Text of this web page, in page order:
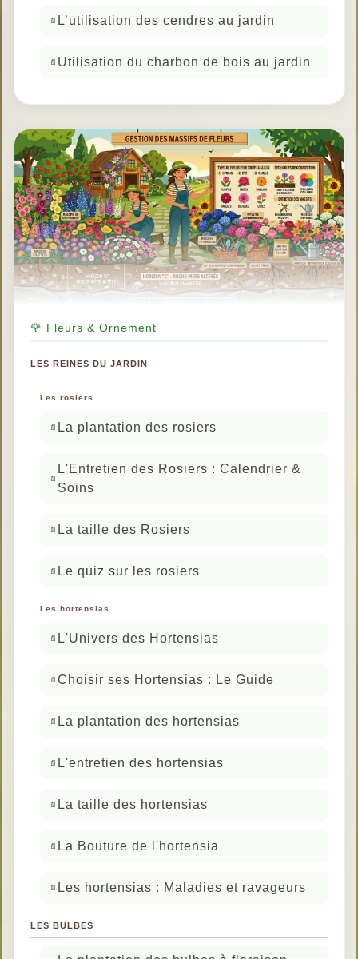
L’utilisation des cendres au jardin
Utilisation du charbon de bois au jardin
🌹 Fleurs & Ornement
LES REINES DU JARDIN
Les rosiers
La plantation des rosiers
L'Entretien des Rosiers : Calendrier &
Soins
La taille des Rosiers
Le quiz sur les rosiers
Les hortensias
L'Univers des Hortensias
Choisir ses Hortensias : Le Guide
La plantation des hortensias
L'entretien des hortensias
La taille des hortensias
La Bouture de l'hortensia
Les hortensias : Maladies et ravageurs
LES BULBES